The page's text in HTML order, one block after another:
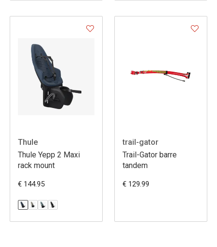
Thule
Thule Yepp 2 Maxi
rack mount
€ 144.95
trail-gator
Trail-Gator barre
tandem
€ 129.99